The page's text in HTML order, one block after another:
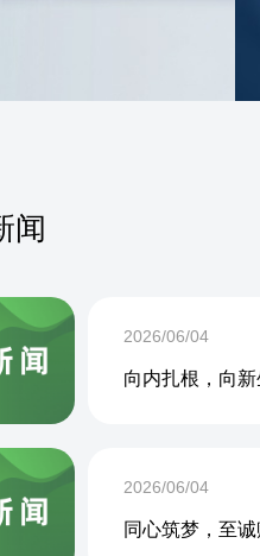
闻
2026/06/04
2026/06/04